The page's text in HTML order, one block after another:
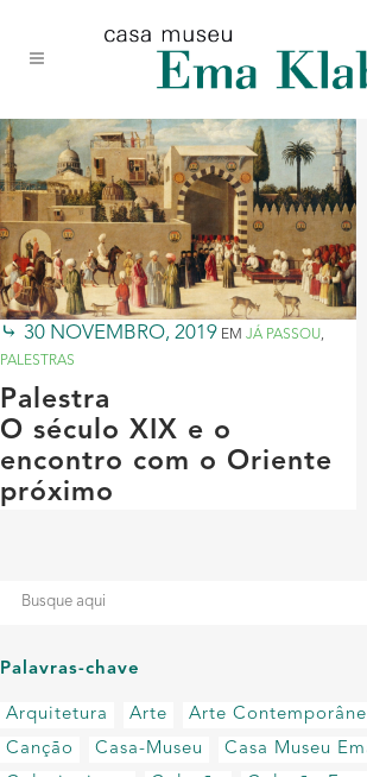
conteúdo
navegação
site
30 NOVEMBRO, 2019 EM JÁ PASSOU,
PALESTRAS
Palestra
O século XIX e o
encontro com o Oriente
próximo
Palavras-chave
Arquitetura Arte Arte
Canção
Casa-Museu
Casa Museu